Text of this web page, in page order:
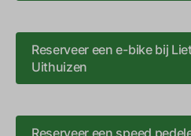
Reserveer een e-bike bij
Uithuizen
Reserveer een speed